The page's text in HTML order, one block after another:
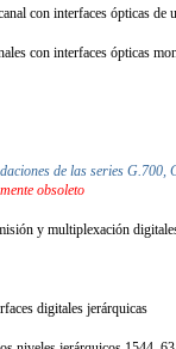
con interfaces ópticas de
con interfaces ópticas
de las series
obsoleto
y multiplexación
digitales jerárquicas